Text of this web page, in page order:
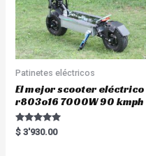
Patinetes eléctricos
El mejor scooter eléctrico
r803o16 7000W 90 kmph
Rated
5.00
$ 3'930.00